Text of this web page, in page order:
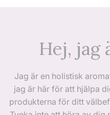
Hej, jag
Jag är en holistisk
jag är här för att hjälpa
produkterna för ditt